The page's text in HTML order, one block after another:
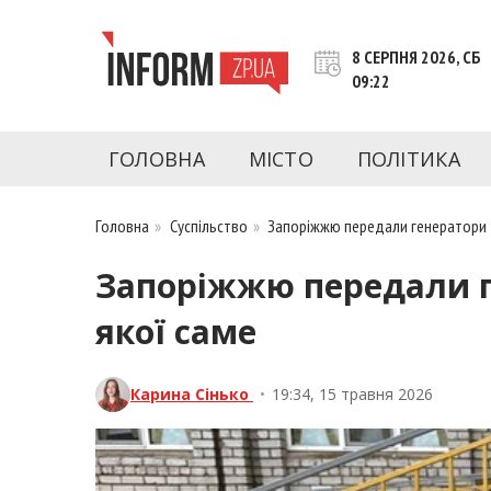
INFORM.ZP.UA – це інформаційний
Запоріжжя та Запорізької області на день.
8 СЕРПНЯ 2026, СБ
09:22
ГОЛОВНА МІСТО ПОЛІТИКА
Головна » Суспільство »Запоріжжю передали генератори
Запоріжжю передали
якої саме
Карина Сінько • 19:34, 15 травня 2026